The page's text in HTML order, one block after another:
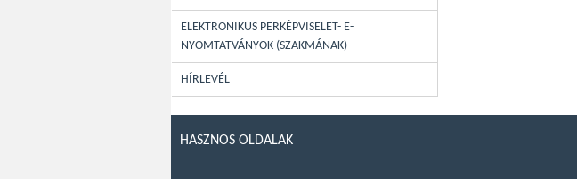
ELEKTRONIKUS PERKÉPVISELET- E-
NYOMTATVÁNYOK (SZAKMÁNAK)
HÍRLEVÉL
HASZNOS OLDALAK